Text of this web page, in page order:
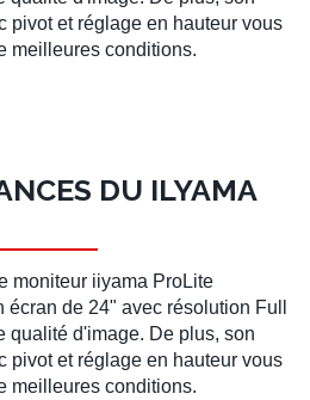
pivot et réglage en hauteur vous
meilleures conditions.
DU ILYAMA
moniteur iiyama ProLite
de 24" avec résolution Full
qualité d'image. De plus, son
pivot et réglage en hauteur vous
meilleures conditions.